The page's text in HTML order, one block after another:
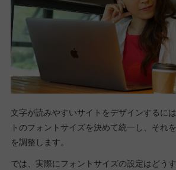
文字が読みやすいサイトをデザインするに
トのフォントサイズを決めて統一し、それ
を調整します。
では、実際にフォントサイズの設定はどう